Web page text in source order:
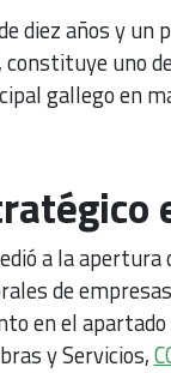
diez años y
constituye uno
gallego en
a la
de
en el
y Servicios,